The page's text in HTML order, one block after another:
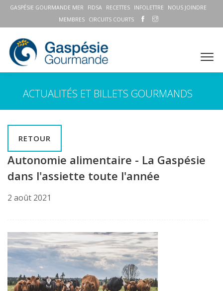
GASPÉSIE GOURMANDE MER FIDSA RECETTES INFOLETTRE
NOUS JOINDRE
MEMBRES
CIRCUITS COURTS
ACTUALITÉS ET BILLETS GOURMANDS
RETOUR
Autonomie alimentaire - La Gaspésie
dans l'assiette toute l'année
2 août 2021